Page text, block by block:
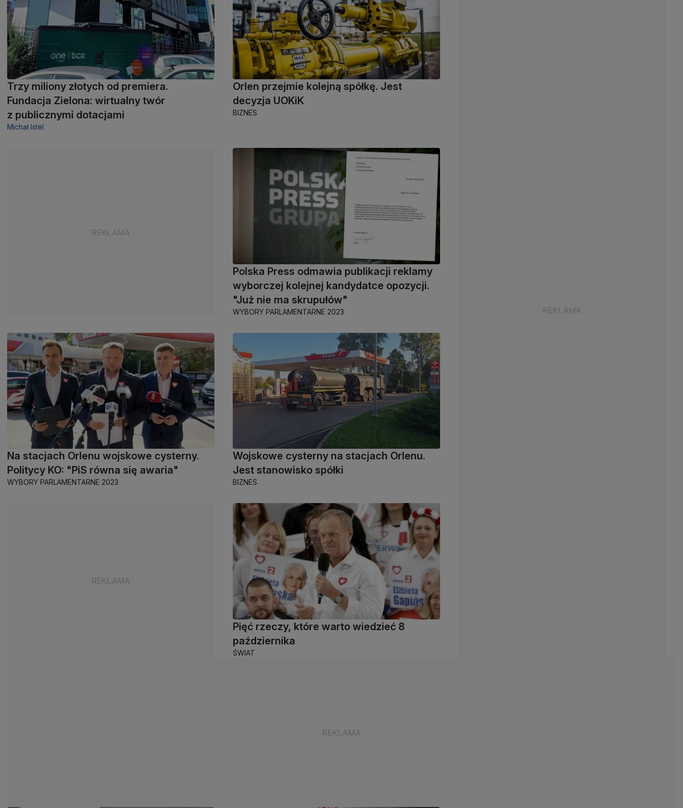
Trzy miliony złotych od premiera.
Fundacja Zielona: wirtualny twór
z publicznymi dotacjami
Michał Istel
Orlen przejmie kolejną spółkę. Jest
decyzja UOKiK
BIZNES
Polska Press odmawia publikacji reklamy
wyborczej kolejnej kandydatce opozycji.
"Już nie ma skrupułów"
WYBORY PARLAMENTARNE 2023
Na stacjach Orlenu wojskowe cysterny.
Politycy KO: "PiS równa się awaria"
WYBORY PARLAMENTARNE 2023
Wojskowe cysterny na stacjach Orlenu.
Jest stanowisko spółki
BIZNES
Pięć rzeczy, które warto wiedzieć 8
października
ŚWIAT